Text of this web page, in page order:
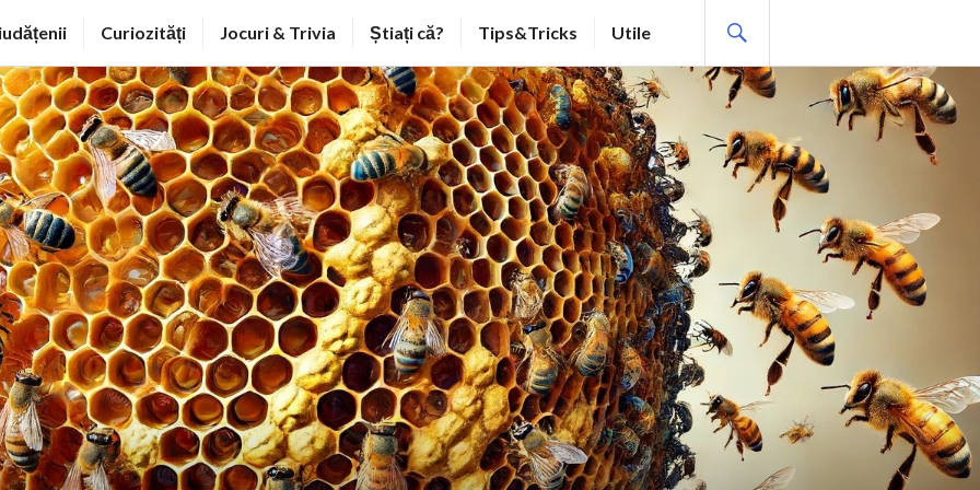
Curiozități Jocuri & Trivia Știați că? Tips&Tricks Utile